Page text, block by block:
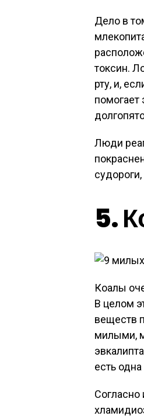
Дело в
токсин.
рту, и,
Люди
5.
Коалы
В целом
веществ
милыми,
есть